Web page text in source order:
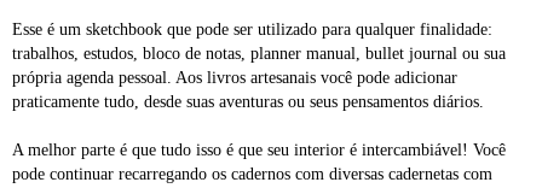
Esse é um sketchbook que pode ser utilizado para qualquer finalidade:
trabalhos, estudos, bloco de notas, planner manual, bullet journal ou sua
própria agenda pessoal. Aos livros artesanais você pode adicionar
praticamente tudo, desde suas aventuras ou seus pensamentos diários.
A melhor parte é que tudo isso é que seu interior é intercambiável! Você
pode continuar recarregando os cadernos com diversas cadernetas com